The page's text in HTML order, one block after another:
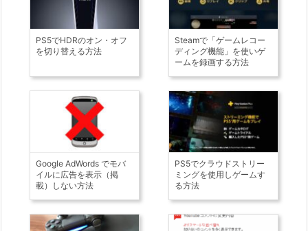
PS5でHDRのオン・オフ
を切り替える方法
Steamで「ゲームレコー
ディング機能」を使いゲ
ームを録画する方法
Google AdWords でモバ
イルに広告を表示（掲
載）しない方法
PS5でクラウドストリー
ミングを使用しゲームす
る方法